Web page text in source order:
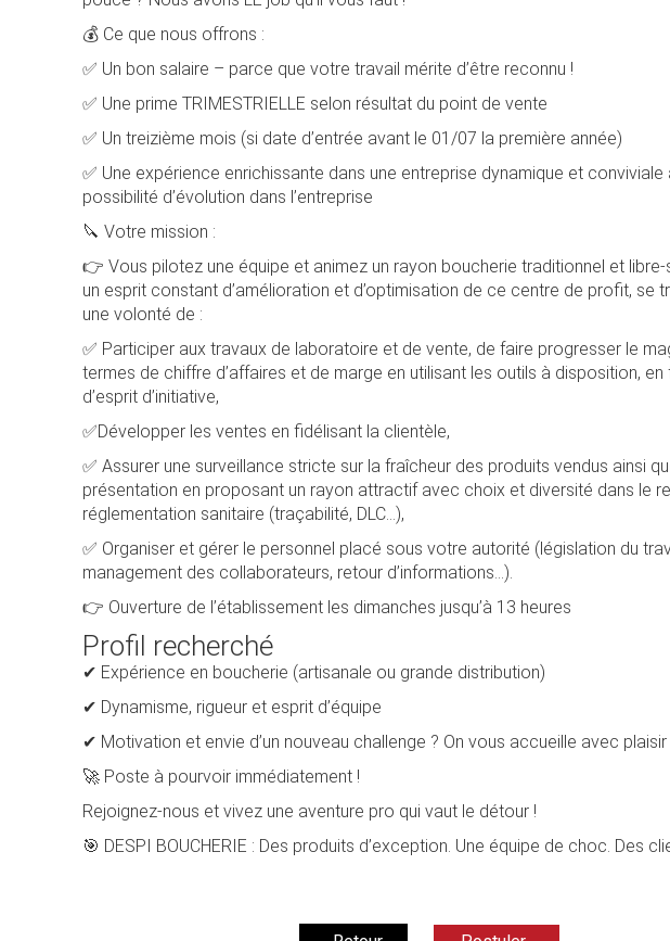
💰 Ce que nous offrons :
✅ Un bon salaire – parce que votre travail mérite d’être reconnu !
✅ Une prime TRIMESTRIELLE selon résultat du point de vente
✅ Un treizième mois (si date d’entrée avant le 01/07 la première année)
✅ Une expérience enrichissante dans une entreprise dynamique et conviviale
possibilité d’évolution dans l’entreprise
🔪 Votre mission :
👉 Vous pilotez une équipe et animez un rayon boucherie traditionnel et
un esprit constant d’amélioration et d’optimisation de ce centre de profit, se
une volonté de :
✅ Participer aux travaux de laboratoire et de vente, de faire progresser le
termes de chiffre d’affaires et de marge en utilisant les outils à disposition, en
d’esprit d’initiative,
✅Développer les ventes en fidélisant la clientèle,
✅ Assurer une surveillance stricte sur la fraîcheur des produits vendus ainsi
présentation en proposant un rayon attractif avec choix et diversité dans le
réglementation sanitaire (traçabilité, DLC…),
✅ Organiser et gérer le personnel placé sous votre autorité (législation du
management des collaborateurs, retour d’informations…).
👉 Ouverture de l’établissement les dimanches jusqu’à 13 heures
Profil recherché
✔ Expérience en boucherie (artisanale ou grande distribution)
✔ Dynamisme, rigueur et esprit d’équipe
✔ Motivation et envie d’un nouveau challenge ? On vous accueille avec plaisir
🚀 Poste à pourvoir immédiatement !
Rejoignez-nous et vivez une aventure pro qui vaut le détour !
🎯 DESPI BOUCHERIE : Des produits d’exception. Une équipe de choc. Des